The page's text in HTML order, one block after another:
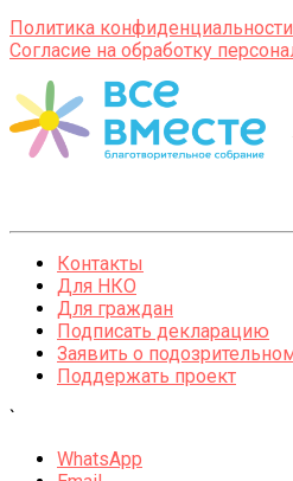
Политика конфиденциальности
Согласие на обработку
Контакты
Для НКО
Для граждан
Подписать декларацию
Заявить о
Поддержать проект
`
WhatsApp